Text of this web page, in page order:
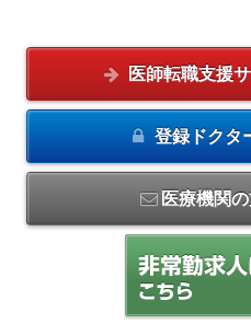
医師転職支援
登録ドクタ
医療機関